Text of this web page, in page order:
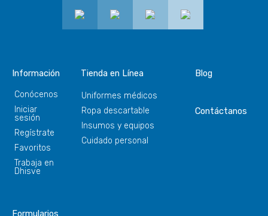
Información
Conócenos
Iniciar
sesión
Regístrate
Favoritos
Trabaja en
Dhisve
Tienda en Línea
Uniformes médicos
Ropa descartable
Insumos y equipos
Cuidado personal
Blog
Contáctanos